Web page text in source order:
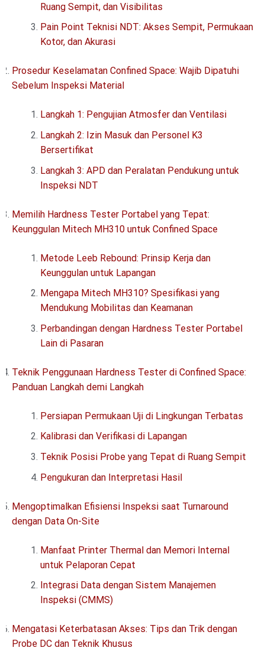
Ruang Sempit, dan Visibilitas
Pain Point Teknisi NDT: Akses Sempit, Permukaan
Kotor, dan Akurasi
Prosedur Keselamatan Confined Space: Wajib Dipatuhi
Sebelum Inspeksi Material
Langkah 1: Pengujian Atmosfer dan Ventilasi
Langkah 2: Izin Masuk dan Personel K3
Bersertifikat
Langkah 3: APD dan Peralatan Pendukung untuk
Inspeksi NDT
Memilih Hardness Tester Portabel yang Tepat:
Keunggulan Mitech MH310 untuk Confined Space
Metode Leeb Rebound: Prinsip Kerja dan
Keunggulan untuk Lapangan
Mengapa Mitech MH310? Spesifikasi yang
Mendukung Mobilitas dan Keamanan
Perbandingan dengan Hardness Tester Portabel
Lain di Pasaran
Teknik Penggunaan Hardness Tester di Confined Space:
Panduan Langkah demi Langkah
Persiapan Permukaan Uji di Lingkungan Terbatas
Kalibrasi dan Verifikasi di Lapangan
Teknik Posisi Probe yang Tepat di Ruang Sempit
Pengukuran dan Interpretasi Hasil
Mengoptimalkan Efisiensi Inspeksi saat Turnaround
dengan Data On-Site
Manfaat Printer Thermal dan Memori Internal
untuk Pelaporan Cepat
Integrasi Data dengan Sistem Manajemen
Inspeksi (CMMS)
Mengatasi Keterbatasan Akses: Tips dan Trik dengan
Probe DC dan Teknik Khusus